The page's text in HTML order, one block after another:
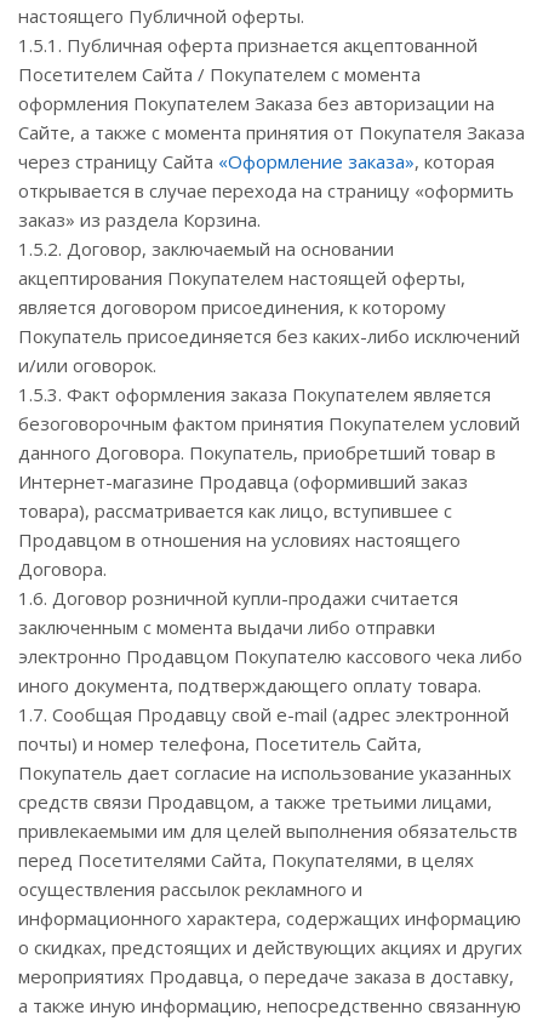
настоящего Публичной оферты.
1.5.1. Публичная оферта признается акцептованной
Посетителем Сайта / Покупателем с момента
оформления Покупателем Заказа без авторизации на
Сайте, а также с момента принятия от Покупателя Заказа
через страницу Сайта «Оформление заказа», которая
открывается в случае перехода на страницу «оформить
заказ» из раздела Корзина.
1.5.2. Договор, заключаемый на основании
акцептирования Покупателем настоящей оферты,
является договором присоединения, к которому
Покупатель присоединяется без каких-либо исключений
и/или оговорок.
1.5.3. Факт оформления заказа Покупателем является
безоговорочным фактом принятия Покупателем условий
данного Договора. Покупатель, приобретший товар в
Интернет-магазине Продавца (оформивший заказ
товара), рассматривается как лицо, вступившее с
Продавцом в отношения на условиях настоящего
Договора.
1.6. Договор розничной купли-продажи считается
заключенным с момента выдачи либо отправки
электронно Продавцом Покупателю кассового чека либо
иного документа, подтверждающего оплату товара.
1.7. Сообщая Продавцу свой e-mail (адрес электронной
почты) и номер телефона, Посетитель Сайта,
Покупатель дает согласие на использование указанных
средств связи Продавцом, а также третьими лицами,
привлекаемыми им для целей выполнения обязательств
перед Посетителями Сайта, Покупателями, в целях
осуществления рассылок рекламного и
информационного характера, содержащих информацию
о скидках, предстоящих и действующих акциях и других
мероприятиях Продавца, о передаче заказа в доставку,
а также иную информацию, непосредственно связанную